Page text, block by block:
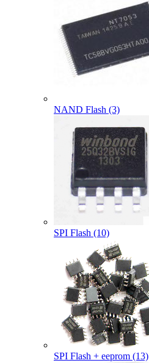
NAND Flash (3)
SPI Flash (10)
SPI Flash + eeprom (13)